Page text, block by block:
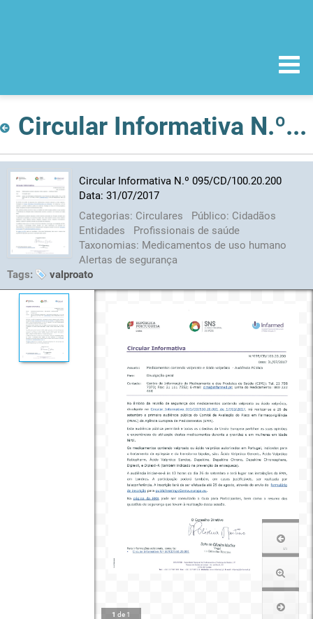
Circular Informativa N.º 095/CD/100.20.200 Data: 31/07/2017
Circular Informativa N.º 095/CD/100.20.200
Data: 31/07/2017
Categorias: Circulares Público: Cidadãos
Entidades
Profissionais de saúde
Taxonomias: Medicamentos de uso humano
Alertas de segurança
Tags:
valproato
1 de 1